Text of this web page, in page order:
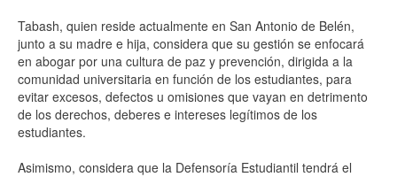
Tabash, quien reside actualmente en San Antonio de Belén,
junto a su madre e hija, considera que su gestión se enfocará
en abogar por una cultura de paz y prevención, dirigida a la
comunidad universitaria en función de los estudiantes, para
evitar excesos, defectos u omisiones que vayan en detrimento
de los derechos, deberes e intereses legítimos de los
estudiantes.
Asimismo, considera que la Defensoría Estudiantil tendrá el